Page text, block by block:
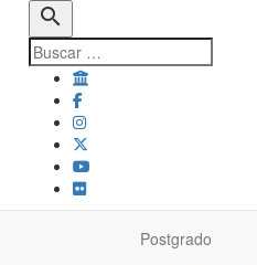
search
Postgrado